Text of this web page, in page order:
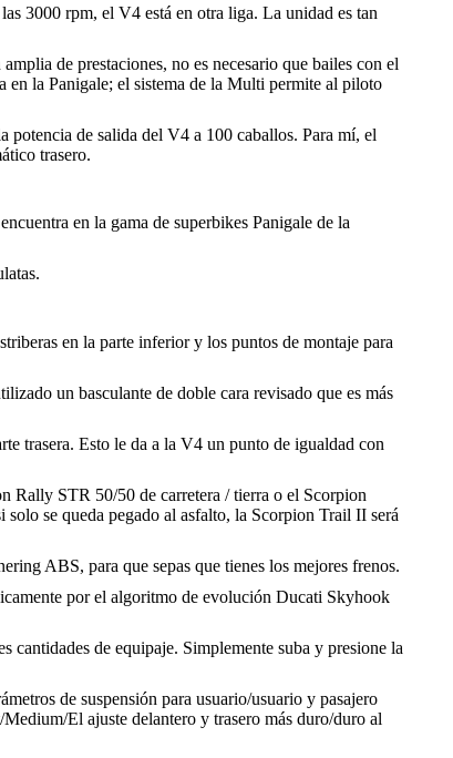
3000 rpm, el V4 está en otra liga. La unidad es tan
de prestaciones, no es necesario que bailes con el
la Panigale; el sistema de la Multi permite al piloto
de salida del V4 a 100 caballos. Para mí, el
trasero.
en la gama de superbikes Panigale de la
en la parte inferior y los puntos de montaje para
un basculante de doble cara revisado que es más
trasera. Esto le da a la V4 un punto de igualdad con
Rally STR 50/50 de carretera / tierra o el Scorpion
se queda pegado al asfalto, la Scorpion Trail II será
ABS, para que sepas que tienes los mejores frenos.
por el algoritmo de evolución Ducati Skyhook
cantidades de equipaje. Simplemente suba y presione la
de suspensión para usuario/usuario y pasajero
El ajuste delantero y trasero más duro/duro al